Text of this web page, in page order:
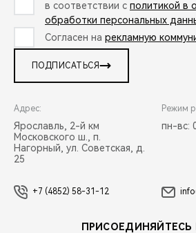
в соответствии с политикой в
обработки персональных
Согласен на рекламную
ПОДПИСАТЬСЯ
Адрес:
Ярославль, 2-й км
Московского ш., п.
Нагорный, ул. Советская, д.
25
Режим
пн-вс:
+7 (4852) 58-31-12
ПРИСОЕДИНЯЙТЕСЬ